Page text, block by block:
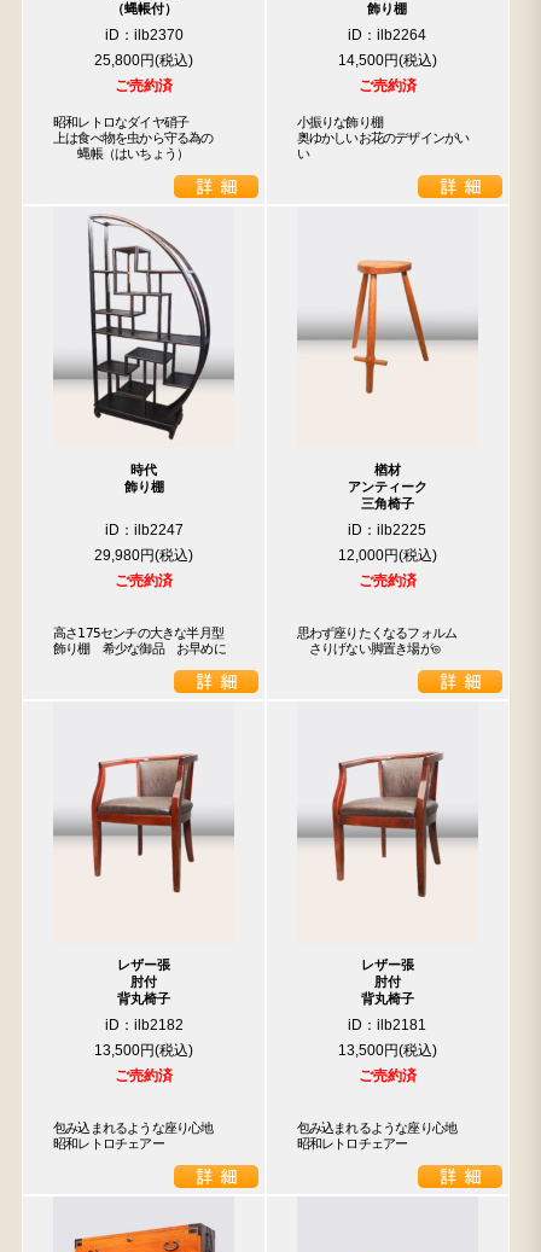
（蝿帳付）
iD：ilb2370
25,800円
ご売約済
昭和レトロなダイヤ硝子
上は食べ物を虫から守る為の
蝿帳（はいちょう）
飾り棚
iD：ilb2264
14,500円
ご売約済
小振りな飾り棚
奥ゆかしいお花のデザインがい
い
時代
飾り棚
iD：ilb2247
29,980円
ご売約済
高さ175センチの大きな半月型
飾り棚　希少な御品　お早めに
楢材
アンティーク
三角椅子
iD：ilb2225
12,000円
ご売約済
思わず座りたくなるフォルム
さりげない脚置き場が◎
レザー張
肘付
背丸椅子
iD：ilb2182
13,500円
ご売約済
包み込まれるような座り心地
昭和レトロチェアー
レザー張
肘付
背丸椅子
iD：ilb2181
13,500円
ご売約済
包み込まれるような座り心地
昭和レトロチェアー